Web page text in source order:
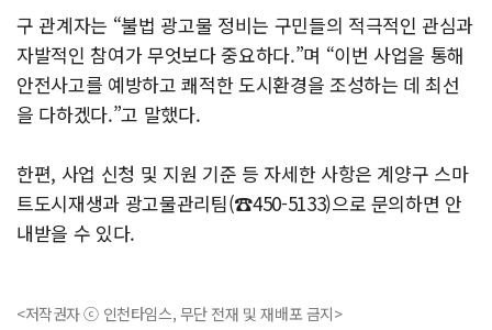
구 관계자는 “불법 광고물 정비는 구민들의 적극적인 관심과
자발적인 참여가 무엇보다 중요하다.”며 “이번 사업을 통해
안전사고를 예방하고 쾌적한 도시환경을 조성하는 데 최선
을 다하겠다.”고 말했다.
한편, 사업 신청 및 지원 기준 등 자세한 사항은 계양구 스마
트도시재생과 광고물관리팀(☎450-5133)으로 문의하면 안
내받을 수 있다.
<저작권자 ⓒ 인천타임스, 무단 전재 및 재배포 금지>